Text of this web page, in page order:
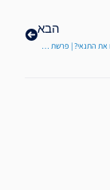
הבא
האם בני גד וראובן קיבלו את התנאי? | פרשת מטות